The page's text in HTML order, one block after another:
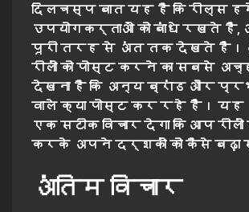
दिलचस्प बात यह है कि रील्स
उपयोगकर्ताओं को बांधे रखते
पूरी तरह से अंत तक देखते
रीलों को पोस्ट करने का सबसे
देखना है कि अन्य ब्रांड और
वाले क्या पोस्ट कर रहे हैं। यह
एक सटीक विचार देगा कि आप रीलों
करके अपने दर्शकों को कैसे बढ़ा
अंतिम विचार